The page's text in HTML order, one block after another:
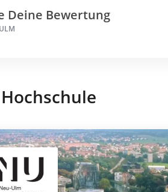
Deine Bewertung